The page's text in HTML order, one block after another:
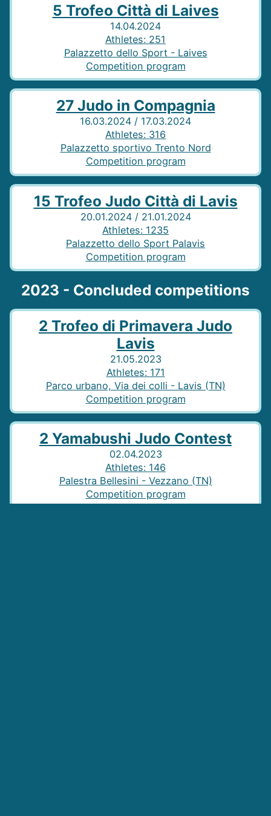
5 Trofeo Città di Laives
14.04.2024
Athletes: 251
Palazzetto dello Sport - Laives
Competition program
27 Judo in Compagnia
16.03.2024 / 17.03.2024
Athletes: 316
Palazzetto sportivo Trento Nord
Competition program
15 Trofeo Judo Città di Lavis
20.01.2024 / 21.01.2024
Athletes: 1235
Palazzetto dello Sport Palavis
Competition program
2023 - Concluded competitions
2 Trofeo di Primavera Judo
Lavis
21.05.2023
Athletes: 171
Parco urbano, Via dei colli - Lavis (TN)
Competition program
2 Yamabushi Judo Contest
02.04.2023
Athletes: 146
Palestra Bellesini - Vezzano (TN)
Competition program